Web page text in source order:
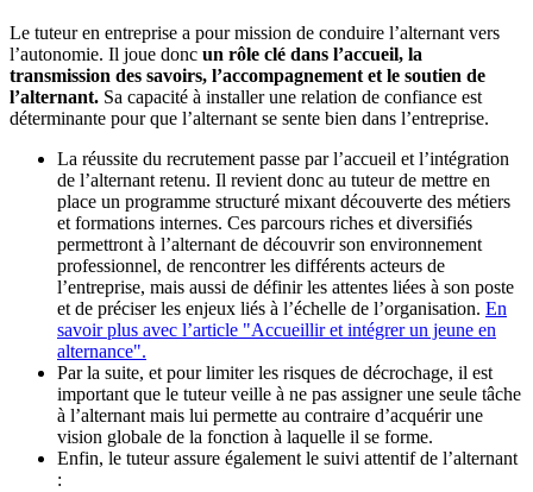
Le tuteur en entreprise a pour mission de conduire l’alternant vers
l’autonomie. Il joue donc un rôle clé dans l’accueil, la
transmission des savoirs, l’accompagnement et le soutien de
l’alternant. Sa capacité à installer une relation de confiance est
déterminante pour que l’alternant se sente bien dans l’entreprise.
La réussite du recrutement passe par l’accueil et l’intégration
de l’alternant retenu. Il revient donc au tuteur de mettre en
place un programme structuré mixant découverte des métiers
et formations internes. Ces parcours riches et diversifiés
permettront à l’alternant de découvrir son environnement
professionnel, de rencontrer les différents acteurs de
l’entreprise, mais aussi de définir les attentes liées à son poste
et de préciser les enjeux liés à l’échelle de l’organisation. En
savoir plus avec l’article "Accueillir et intégrer un jeune en
alternance".
Par la suite, et pour limiter les risques de décrochage, il est
important que le tuteur veille à ne pas assigner une seule tâche
à l’alternant mais lui permette au contraire d’acquérir une
vision globale de la fonction à laquelle il se forme.
Enfin, le tuteur assure également le suivi attentif de l’alternant
: